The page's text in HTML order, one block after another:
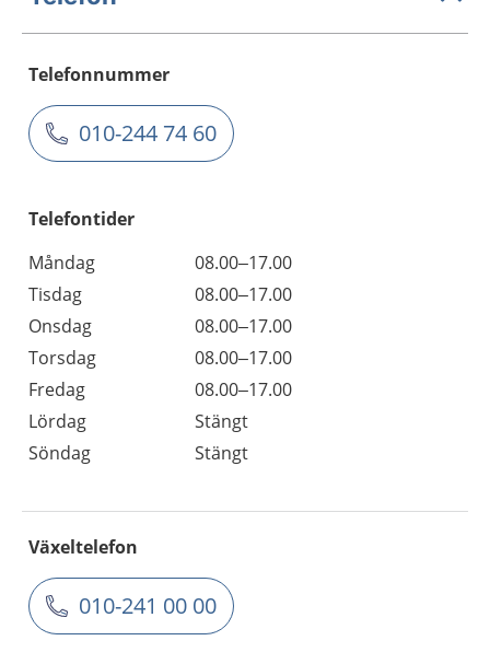
Telefonnummer
010-244 74 60
Telefontider
Måndag
08.00–17.00
Tisdag
08.00–17.00
Onsdag
08.00–17.00
Torsdag
08.00–17.00
Fredag
08.00–17.00
Lördag
Stängt
Söndag
Stängt
Växeltelefon
010-241 00 00